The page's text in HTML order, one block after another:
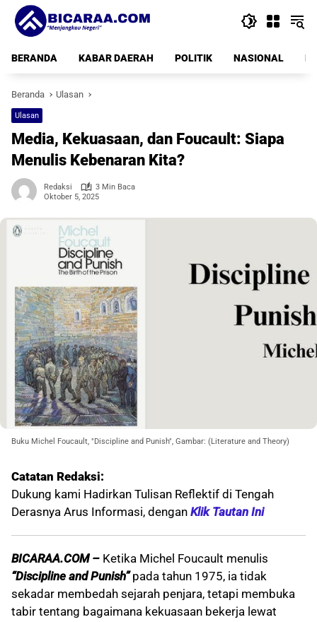
Langsung
konten
BERANDA
KABAR DAERAH POLITIK NASIONAL
Beranda Ulasan
Ulasan
Media, Kekuasaan, dan Foucault: Siapa
Menulis Kebenaran Kita?
Redaksi
3 Min Baca
Oktober 5, 2025
Buku Michel Foucault, "Discipline and Punish", Gambar: (Literature and Theory)
Catatan Redaksi:
Dukung kami Hadirkan Tulisan Reflektif di Tengah
Derasnya Arus Informasi, dengan Klik Tautan Ini
BICARAA.COM – Ketika Michel Foucault menulis
“Discipline and Punish”pada tahun 1975, ia tidak
sekadar membedah sejarah penjara, tetapi membuka
tabir tentang bagaimana kekuasaan bekerja lewat